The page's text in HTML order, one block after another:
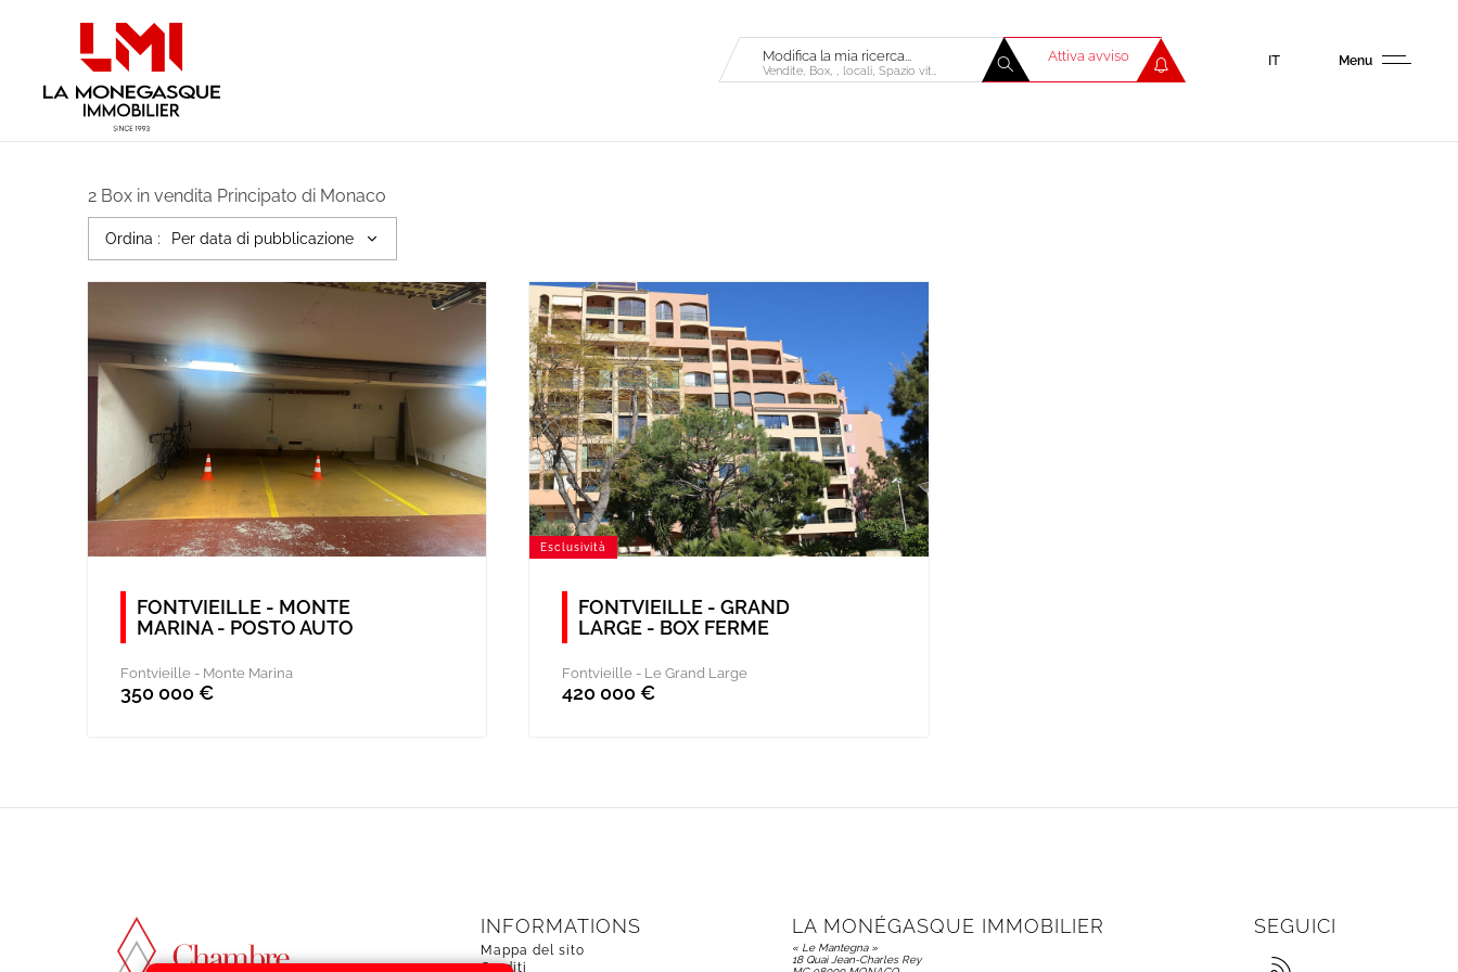
Menu
Modifica la mia ricerca...
Vendite, Box, , locali, Spazio vitale →Mq
Attiva avviso IT
2Box in vendita Principato di Monaco
Ordina : Per data di pubblicazione
FONTVIEILLE - MONTE
MARINA - POSTO AUTO
Fontvieille - Monte Marina
350 000 €
Esclusività
FONTVIEILLE - GRAND
LARGE - BOX FERME
Fontvieille - Le Grand Large
420 000 €
INFORMATIONS
Mappa del sito
Crediti
LA MONÉGASQUE IMMOBILIER
« Le Mantegna »
18 Quai Jean-Charles Rey
SEGUICI